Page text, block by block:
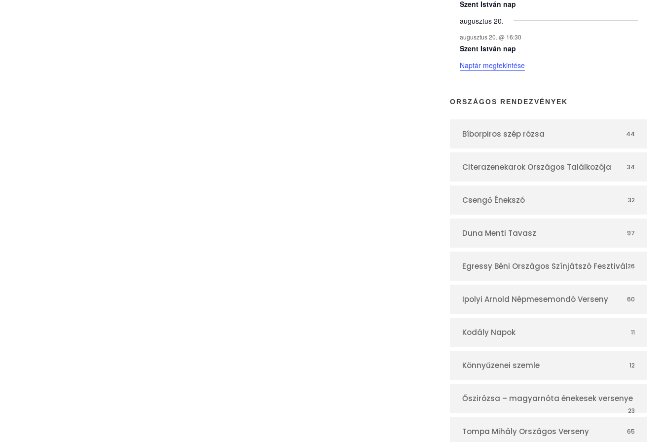
y
e
k
n
a
á
r
Szent István nap
augusztus 20.
augusztus 20. @ 16:30
Szent István nap
Naptár megtekintése
ORSZÁGOS RENDEZVÉNYEK
Bíborpiros szép rózsa 44
Citerazenekarok Országos Találkozója 34
Csengő Énekszó 32
Duna Menti Tavasz 97
Egressy Béni Országos Színjátszó Fesztivál26
Ipolyi Arnold Népmesemondó Verseny 60
Kodály Napok 11
Könnyűzenei szemle 12
Őszirózsa – magyarnóta énekesek versenye
23
Tompa Mihály Országos Verseny 65